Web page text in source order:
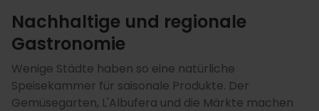
Nachhaltige und regionale
Gastronomie
Wenige Städte haben so eine natürliche
Speisekammer für saisonale Produkte. Der
Gemüsegarten, L'Albufera und die Märkte machen